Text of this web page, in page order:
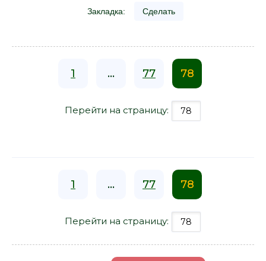
Закладка: Сделать
1 ... 77 78
Перейти на страницу:
1 ... 77 78
Перейти на страницу: